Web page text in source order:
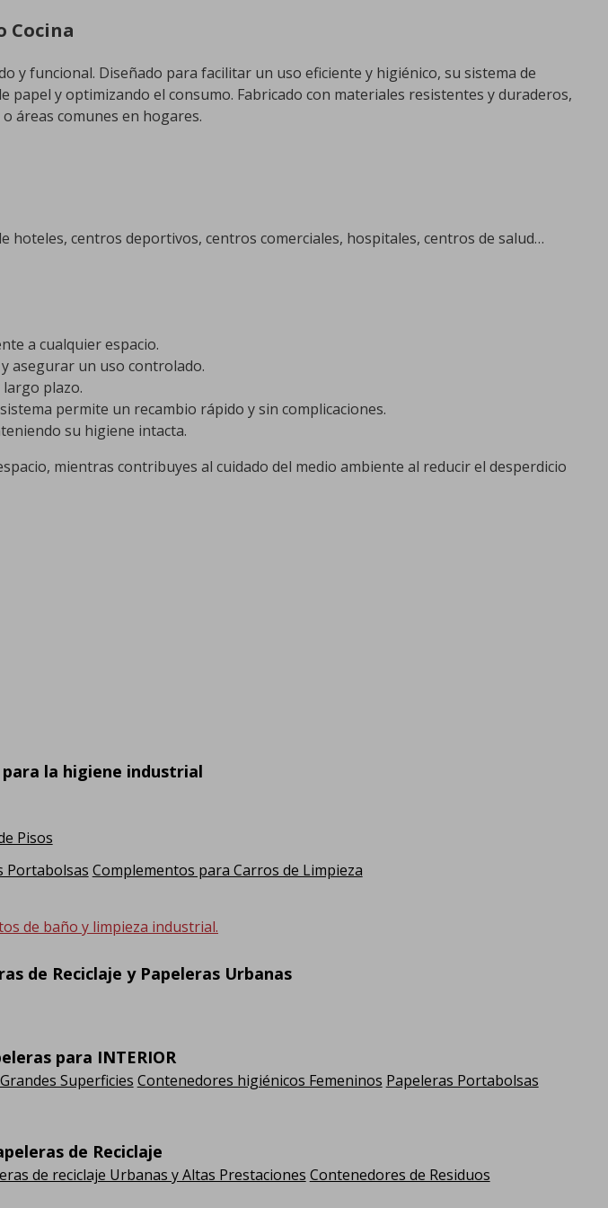
la higiene industrial
Pisos
Portabolsas Complementos para Carros de Limpieza
de baño y limpieza industrial.
de Reciclaje y Papeleras Urbanas
para INTERIOR
Superficies Contenedores higiénicos Femeninos Papeleras Portabolsas
de Reciclaje
de reciclaje Urbanas y Altas Prestaciones Contenedores de Residuos
Cocina
y funcional. Diseñado para facilitar un uso eficiente y higiénico, su sistema de
y optimizando el consumo. Fabricado con materiales resistentes y duraderos,
áreas comunes en hogares.
hoteles, centros deportivos, centros comerciales, hospitales, centros de salud…
a cualquier espacio.
asegurar un uso controlado.
plazo.
permite un recambio rápido y sin complicaciones.
su higiene intacta.
mientras contribuyes al cuidado del medio ambiente al reducir el desperdicio